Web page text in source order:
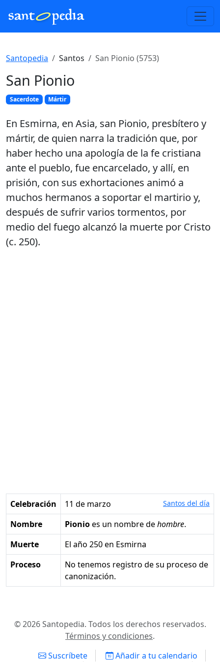
Santopedia Santos San Pionio (5753)
San Pionio
Sacerdote Mártir
En Esmirna, en Asia, san Pionio, presbítero y
mártir, de quien narra la tradición que, por
haber hecho una apología de la fe cristiana
ante el pueblo, fue encarcelado, y allí, en
prisión, con sus exhortaciones animó a
muchos hermanos a soportar el martirio y,
después de sufrir varios tormentos, por
medio del fuego alcanzó la muerte por Cristo
(c. 250).
Celebración 11 de marzo Santos del día
Nombre Pionioes un nombre dehombre.
Muerte
el año 250 en Esmirna
Proceso
No tenemos registro de su proceso de
canonización.
© 2026 Santopedia. Todos los derechos reservados.
Términos y condiciones.
Suscríbete
Añadir a tu calendario